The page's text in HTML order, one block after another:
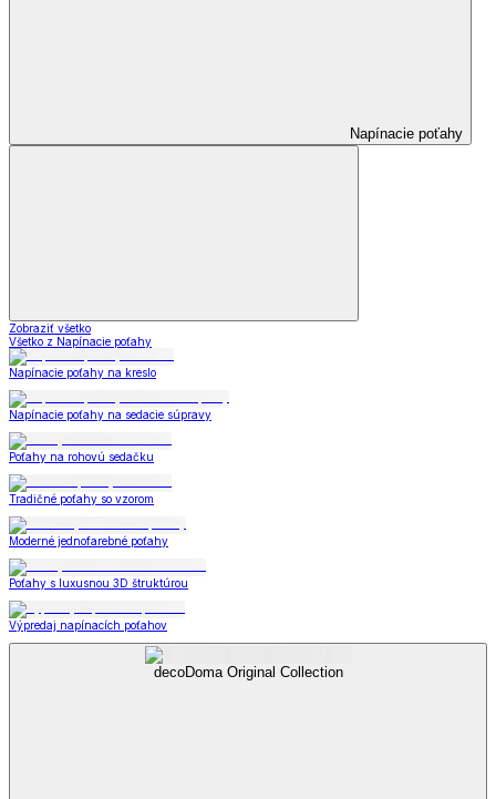
Napínacie poťahy
Zobraziť všetko
Všetko z Napínacie poťahy
Napínacie poťahy na kreslo
Napínacie poťahy na sedacie súpravy
Poťahy na rohovú sedačku
Tradičné poťahy so vzorom
Moderné jednofarebné poťahy
Poťahy s luxusnou 3D štruktúrou
Výpredaj napínacích poťahov
decoDoma Original Collection